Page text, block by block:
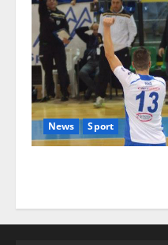
News Sport